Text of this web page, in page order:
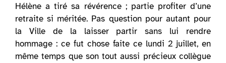
Hélène a tiré sa révérence ; partie profiter d’une
retraite si méritée. Pas question pour autant pour
la Ville de la laisser partir sans lui rendre
hommage : ce fut chose faite ce lundi 2 juillet, en
même temps que son tout aussi précieux collègue